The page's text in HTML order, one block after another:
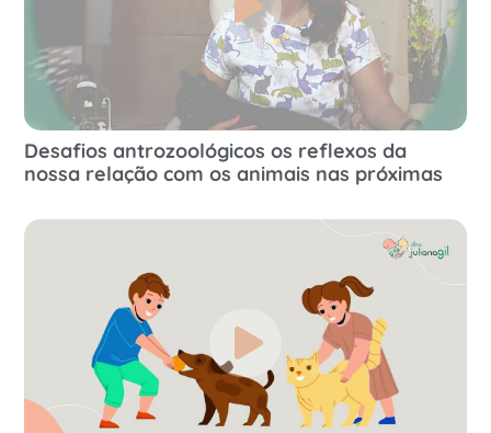
Desafios antrozoológicos os reflexos da
nossa relação com os animais nas próximas